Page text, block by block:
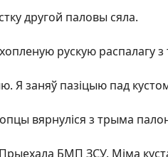
другой паловы сяла.
рускую распалагу
Я заняў пазіцыю пад
вярнуліся з трыма
БМП ЗСУ. Міма